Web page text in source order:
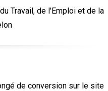
Travail, de l'Emploi et de la
de conversion sur le site